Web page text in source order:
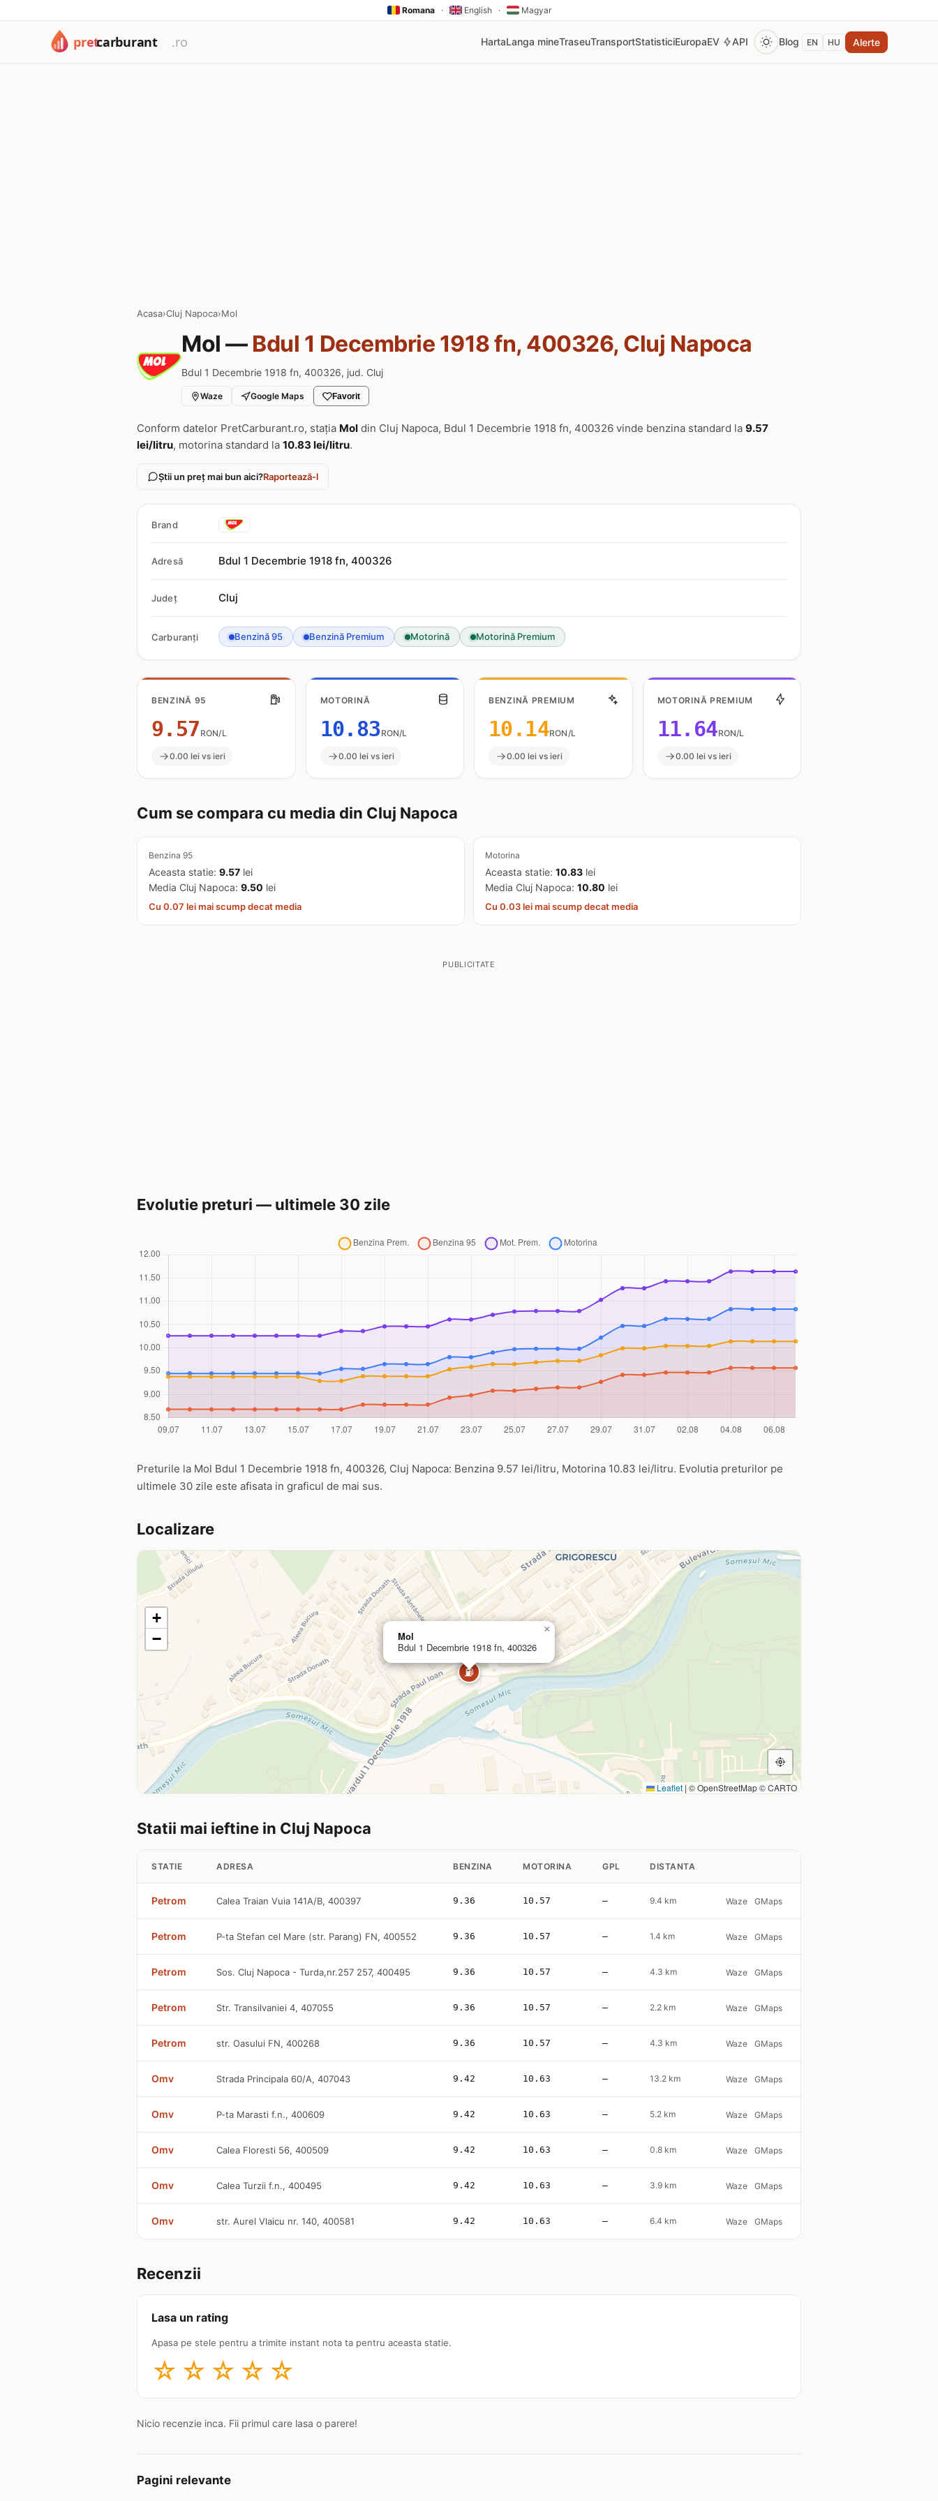
Romana · English · Magyar
HartaLanga mineTraseuTransportStatisticiEuropaEV API Blog EN HU Alerte
Acasa›Cluj Napoca›Mol
Mol — Bdul 1 Decembrie 1918 fn, 400326, Cluj Napoca
Bdul 1 Decembrie 1918 fn, 400326, jud. Cluj
Waze Google Maps Favorit
Conform datelor PretCarburant.ro, stația Mol din Cluj Napoca, Bdul 1 Decembrie 1918 fn, 400326 vinde benzina standard la 9.57
lei/litru, motorina standard la 10.83 lei/litru.
Știi un preț mai bun aici?Raportează-l
Brand
Adresă Bdul 1 Decembrie 1918 fn, 400326
Județ Cluj
Carburanți Benzină 95 Benzină Premium Motorină Motorină Premium
BENZINĂ 95
9.57 RON/L
0.00 lei vs ieri
MOTORINĂ
10.83 RON/L
0.00 lei vs ieri
BENZINĂ PREMIUM
10.14RON/L
0.00 lei vs ieri
MOTORINĂ PREMIUM
11.64RON/L
0.00 lei vs ieri
Cum se compara cu media din Cluj Napoca
Benzina 95
Aceasta statie: 9.57 lei
Media Cluj Napoca: 9.50 lei
Cu 0.07 lei mai scump decat media
Motorina
Aceasta statie: 10.83 lei
Media Cluj Napoca: 10.80 lei
Cu 0.03 lei mai scump decat media
PUBLICITATE
Evolutie preturi — ultimele 30 zile
Preturile la Mol Bdul 1 Decembrie 1918 fn, 400326, Cluj Napoca: Benzina 9.57 lei/litru, Motorina 10.83 lei/litru. Evolutia preturilor pe
ultimele 30 zile este afisata in graficul de mai sus.
Localizare
⛽
Mol
Bdul 1 Decembrie 1918 fn, 400326
×
+
−
Leaflet | © OpenStreetMap © CARTO
Statii mai ieftine in Cluj Napoca
STATIE ADRESA BENZINA MOTORINA GPL DISTANTA
Petrom Calea Traian Vuia 141A/B, 400397 9.36 10.57 — 9.4 km Waze GMaps
Petrom P-ta Stefan cel Mare (str. Parang) FN, 400552 9.36 10.57 — 1.4 km Waze GMaps
Petrom Sos. Cluj Napoca - Turda,nr.257 257, 400495 9.36 10.57 — 4.3 km Waze GMaps
Petrom Str. Transilvaniei 4, 407055 9.36 10.57 — 2.2 km Waze GMaps
Petrom str. Oasului FN, 400268 9.36 10.57 — 4.3 km Waze GMaps
Omv Strada Principala 60/A, 407043 9.42 10.63 — 13.2 km Waze GMaps
Omv P-ta Marasti f.n., 400609 9.42 10.63 — 5.2 km Waze GMaps
Omv Calea Floresti 56, 400509 9.42 10.63 — 0.8 km Waze GMaps
Omv Calea Turzii f.n., 400495 9.42 10.63 — 3.9 km Waze GMaps
Omv str. Aurel Vlaicu nr. 140, 400581 9.42 10.63 — 6.4 km Waze GMaps
Recenzii
Lasa un rating
Apasa pe stele pentru a trimite instant nota ta pentru aceasta statie.
☆ ☆ ☆ ☆ ☆
Nicio recenzie inca. Fii primul care lasa o parere!
Pagini relevante